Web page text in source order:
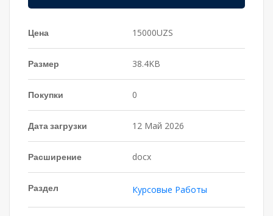
Цена 15000UZS
Размер 38.4KB
Покупки 0
Дата загрузки 12 Май 2026
Расширение docx
Раздел Курсовые Работы